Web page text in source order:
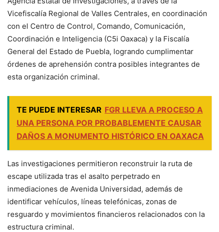
Vicefiscalía Regional de Valles Centrales, en coordinación
con el Centro de Control, Comando, Comunicación,
Coordinación e Inteligencia (C5i Oaxaca) y la Fiscalía
General del Estado de Puebla, logrando cumplimentar
órdenes de aprehensión contra posibles integrantes de
esta organización criminal.
TE PUEDE INTERESAR FGR LLEVA A PROCESO A
UNA PERSONA POR PROBABLEMENTE CAUSAR
DAÑOS A MONUMENTO HISTÓRICO EN OAXACA
Las investigaciones permitieron reconstruir la ruta de
escape utilizada tras el asalto perpetrado en
inmediaciones de Avenida Universidad, además de
identificar vehículos, líneas telefónicas, zonas de
resguardo y movimientos financieros relacionados con la
estructura criminal.